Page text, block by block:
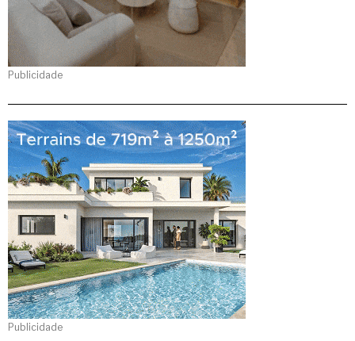
Publicidade
Publicidade